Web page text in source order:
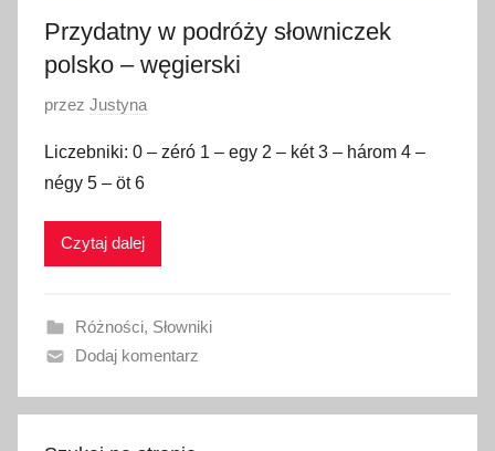
8
Przydatny w podróży słowniczek
polsko – węgierski
O
u
b
l
w
a
o
przez Justyna
Liczebniki: 0 – zéró 1 – egy 2 – két 3 – három 4 –
négy 5 – öt 6
Czytaj dalej
Różności, Słowniki
Dodaj komentarz